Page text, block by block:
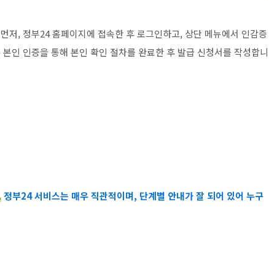
저, 정부24 홈페이지에 접속한 후 로그인하고, 상단 메뉴에서 인감증
인 인증을 통해 본인 확인 절차를 완료한 후 발급 신청서를 작성합니
정부24 서비스는 매우 직관적이며, 단계별 안내가 잘 되어 있어 누구